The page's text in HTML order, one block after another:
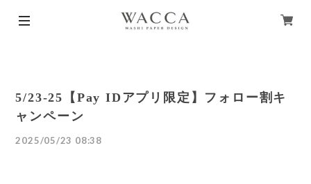
5/23-25【Pay IDアプリ限定】フォロー割キ
ャンペーン
2025/05/23 08:38